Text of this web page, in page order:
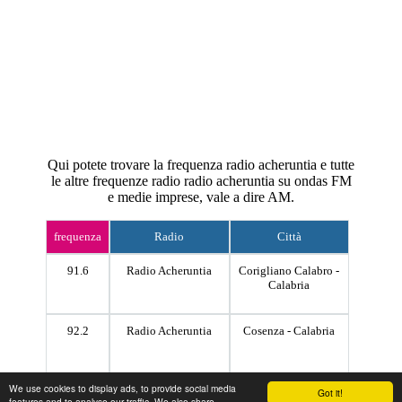
Got it!
We use cookies to display ads, to provide social media
Qui potete trovare la frequenza radio acheruntia e tutte
le altre frequenze radio radio acheruntia su ondas FM
e medie imprese, vale a dire AM.
frequenza Radio Città
91.6 Radio Acheruntia
Corigliano Calabro -
Calabria
92.2 Radio Acheruntia Cosenza - Calabria
104.9 Radio Acheruntia
Corigliano Calabro -